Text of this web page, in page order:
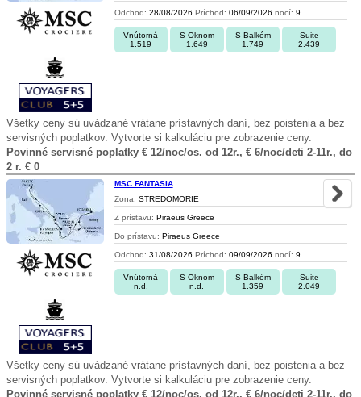
Odchod: 28/08/2026 Príchod: 06/09/2026 nocí: 9
Vnútorná
1.519
S Oknom
1.649
S Balkóm
1.749
Suite
2.439
Všetky ceny sú uvádzané vrátane prístavných daní, bez poistenia a bez
servisných poplatkov. Vytvorte si kalkuláciu pre zobrazenie ceny.
Povinné servisné poplatky € 12/noc/os. od 12r., € 6/noc/deti 2-11r., do
2 r. € 0
MSC FANTASIA
Zona: STREDOMORIE
Z prístavu: Piraeus Greece
Do prístavu: Piraeus Greece
Odchod: 31/08/2026 Príchod: 09/09/2026 nocí: 9
Vnútorná
n.d.
S Oknom
n.d.
S Balkóm
1.359
Suite
2.049
Všetky ceny sú uvádzané vrátane prístavných daní, bez poistenia a bez
servisných poplatkov. Vytvorte si kalkuláciu pre zobrazenie ceny.
Povinné servisné poplatky € 12/noc/os. od 12r., € 6/noc/deti 2-11r., do